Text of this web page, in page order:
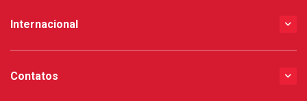
Internacional
Contatos